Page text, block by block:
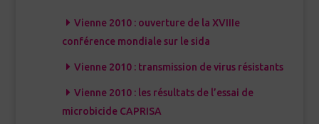
Vienne 2010 : ouverture de la XVIIIe
conférence mondiale sur le sida
Vienne 2010 : transmission de virus résistants
Vienne 2010 : les résultats de l’essai de
microbicide CAPRISA